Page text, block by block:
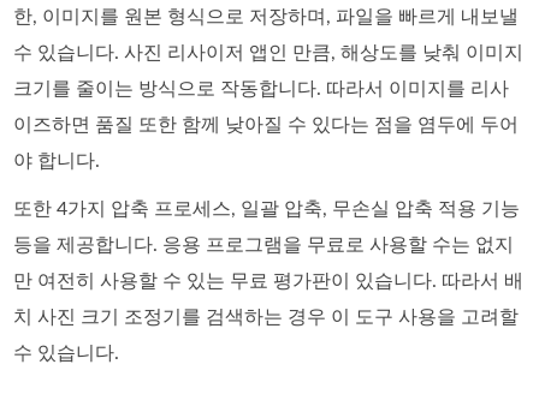
한, 이미지를 원본 형식으로 저장하며, 파일을 빠르게 내보낼
수 있습니다. 사진 리사이저 앱인 만큼, 해상도를 낮춰 이미지
크기를 줄이는 방식으로 작동합니다. 따라서 이미지를 리사
이즈하면 품질 또한 함께 낮아질 수 있다는 점을 염두에 두어
야 합니다.
또한 4가지 압축 프로세스, 일괄 압축, 무손실 압축 적용 기능
등을 제공합니다. 응용 프로그램을 무료로 사용할 수는 없지
만 여전히 사용할 수 있는 무료 평가판이 있습니다. 따라서 배
치 사진 크기 조정기를 검색하는 경우 이 도구 사용을 고려할
수 있습니다.